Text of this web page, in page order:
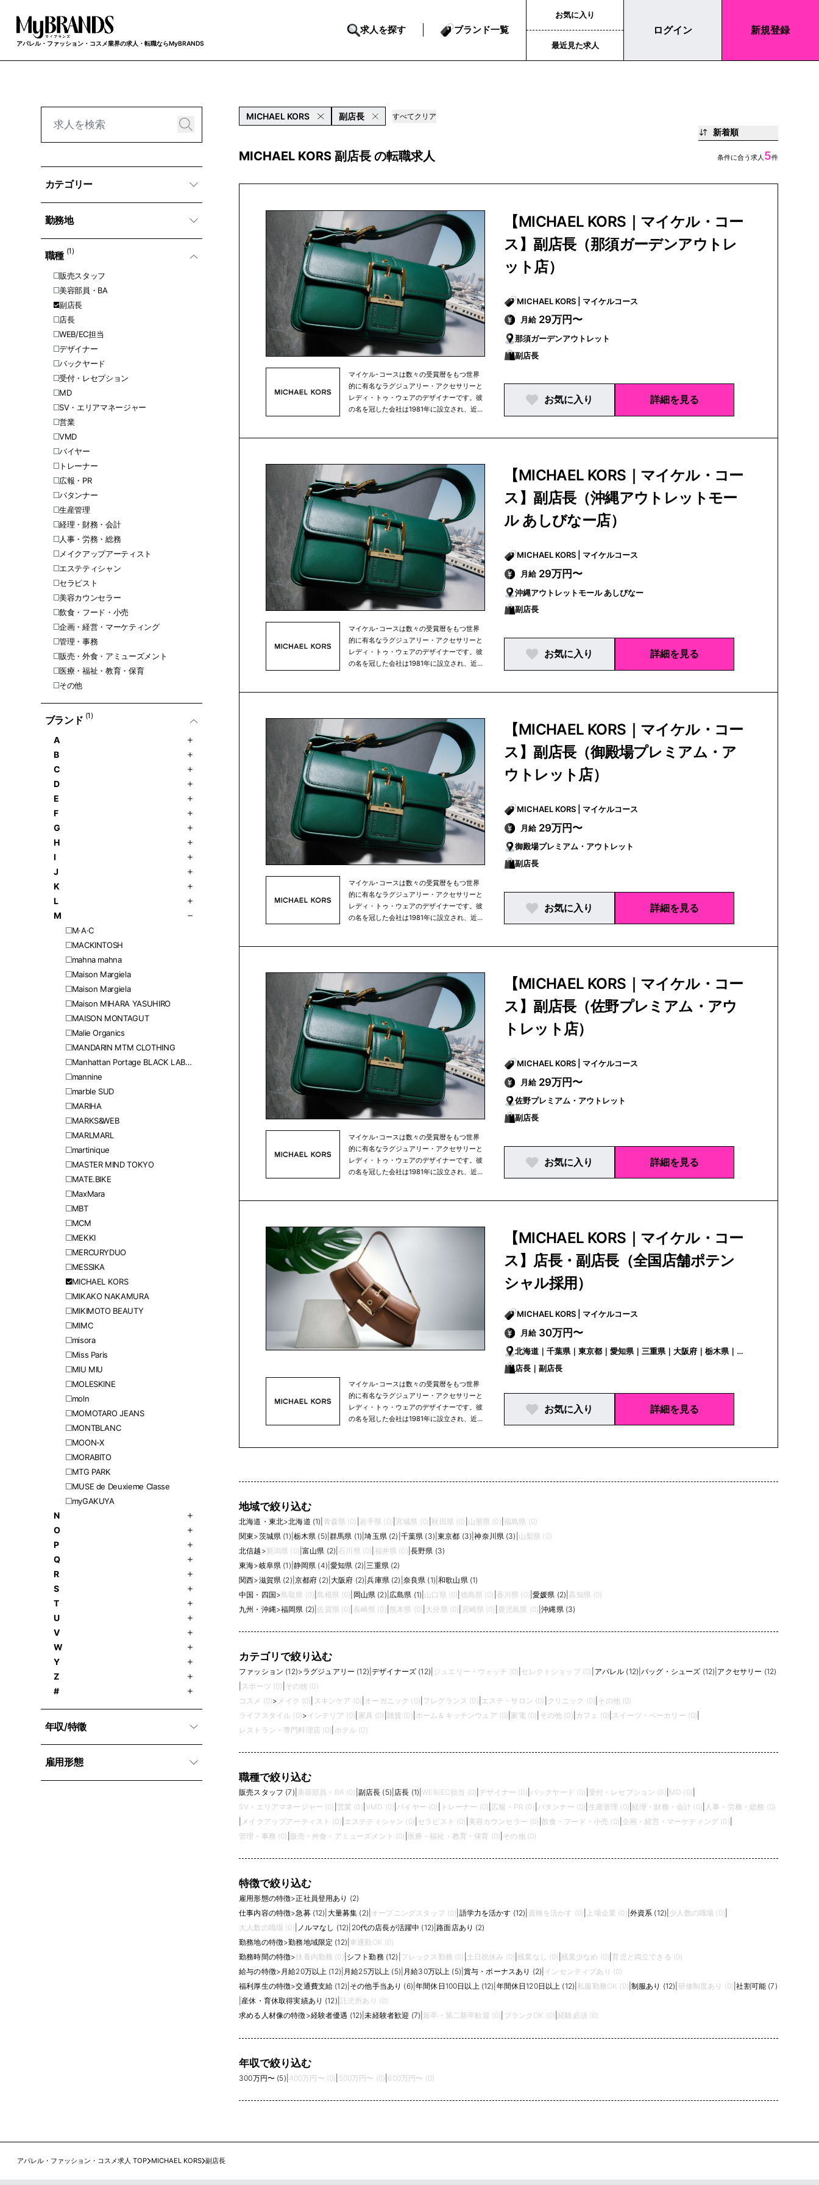
アパレル・ファッション・コスメ業界の求人・転職ならMyBRANDS
求人を探す ブランド一覧
お気に入り
最近見た求人
ログイン 新規登録
カテゴリー
勤務地
職種 (1)
販売スタッフ
美容部員・BA
副店長
店長
WEB/EC担当
デザイナー
バックヤード
受付・レセプション
MD
SV・エリアマネージャー
営業
VMD
バイヤー
トレーナー
広報・PR
パタンナー
生産管理
経理・財務・会計
人事・労務・総務
メイクアップアーティスト
エステティシャン
セラピスト
美容カウンセラー
飲食・フード・小売
企画・経営・マーケティング
管理・事務
販売・外食・アミューズメント
医療・福祉・教育・保育
その他
ブランド (1)
A
B
C
D
E
F
G
H
I
J
K
L
M
M·A·C
MACKINTOSH
mahna mahna
Maison Margiela
Maison Margiela
Maison MIHARA YASUHIRO
MAISON MONTAGUT
Malie Organics
MANDARIN MTM CLOTHING
Manhattan Portage BLACK LABEL
mannine
marble SUD
MARIHA
MARKS&WEB
MARLMARL
martinique
MASTER MIND TOKYO
MATE.BIKE
MaxMara
MBT
MCM
MEKKI
MERCURYDUO
MESSIKA
MICHAEL KORS
MIKAKO NAKAMURA
MIKIMOTO BEAUTY
MIMC
misora
Miss Paris
MIU MIU
MOLESKINE
moln
MOMOTARO JEANS
MONTBLANC
MOON-X
MORABITO
MTG PARK
MUSE de Deuxieme Classe
myGAKUYA
N
O
P
Q
R
S
T
U
V
W
Y
Z
#
年収/特徵
雇用形態
MICHAEL KORS 副店長 すべてクリア
新着順
MICHAEL KORS 副店長 の転職求人 条件に合う求人 5件
マイケル･コースは数々の受賞暦をもつ世界
的に有名なラグジュアリー・アクセサリーと
レディ・トゥ・ウェアのデザイナーです。彼
の名を冠した会社は1981年に設立され、近年
クノロジー、ウォッチ、そしてフレグランス
製品を含む幅広いアイテムを展開していま
す。
【MICHAEL KORS｜マイケル・コー
ス】副店長（那須ガーデンアウトレ
ット店）
MICHAEL KORS | マイケルコース
月給 29万円〜
那須ガーデンアウトレット
副店長
お気に入り 詳細を見る
マイケル･コースは数々の受賞暦をもつ世界
的に有名なラグジュアリー・アクセサリーと
レディ・トゥ・ウェアのデザイナーです。彼
の名を冠した会社は1981年に設立され、近年
クノロジー、ウォッチ、そしてフレグランス
製品を含む幅広いアイテムを展開していま
す。
【MICHAEL KORS｜マイケル・コー
ス】副店長（沖縄アウトレットモー
ル あしびなー店）
MICHAEL KORS | マイケルコース
月給 29万円〜
沖縄アウトレットモール あしびなー
副店長
お気に入り 詳細を見る
マイケル･コースは数々の受賞暦をもつ世界
的に有名なラグジュアリー・アクセサリーと
レディ・トゥ・ウェアのデザイナーです。彼
の名を冠した会社は1981年に設立され、近年
クノロジー、ウォッチ、そしてフレグランス
製品を含む幅広いアイテムを展開していま
す。
【MICHAEL KORS｜マイケル・コー
ス】副店長（御殿場プレミアム・ア
ウトレット店）
MICHAEL KORS | マイケルコース
月給 29万円〜
御殿場プレミアム・アウトレット
副店長
お気に入り 詳細を見る
マイケル･コースは数々の受賞暦をもつ世界
的に有名なラグジュアリー・アクセサリーと
レディ・トゥ・ウェアのデザイナーです。彼
の名を冠した会社は1981年に設立され、近年
クノロジー、ウォッチ、そしてフレグランス
製品を含む幅広いアイテムを展開していま
す。
【MICHAEL KORS｜マイケル・コー
ス】副店長（佐野プレミアム・アウ
トレット店）
MICHAEL KORS | マイケルコース
月給 29万円〜
佐野プレミアム・アウトレット
副店長
お気に入り 詳細を見る
マイケル･コースは数々の受賞暦をもつ世界
的に有名なラグジュアリー・アクセサリーと
レディ・トゥ・ウェアのデザイナーです。彼
の名を冠した会社は1981年に設立され、近年
【MICHAEL KORS｜マイケル・コー
ス】店長・副店長（全国店舗ポテン
シャル採用）
MICHAEL KORS | マイケルコース
月給 30万円〜
北海道｜千葉県｜東京都｜愛知県｜三重県｜大阪府｜栃木県｜茨
城県｜埼玉県｜神奈川県｜富山県｜長野県｜岐阜県｜静岡県｜滋
県
店長｜副店長
お気に入り 詳細を見る
地域で絞り込む
北海道・東北>北海道 (1) 青森県 (0) 岩手県 (0) |宮城県 (0) |秋田県 (0) 山形県 (0) 福島県 (0)
関東>茨城県 (1) 栃木県 (5) |群馬県 (1) |埼玉県 (2) 千葉県 (3) |東京都 (3) |神奈川県 (3) 山梨県 (0)
北信越 >新潟県 (0) |富山県 (2) 石川県 (0) 福井県 (0) 長野県 (3)
東海>岐阜県 (1) 静岡県 (4) |愛知県 (2) 三重県 (2)
関西>滋賀県 (2) 京都府 (2) |大阪府 (2) |兵庫県 (2) 奈良県 (1) |和歌山県 (1)
中国・四国>鳥取県 (0) |島根県 (0) 岡山県 (2) 広島県 (1) 山口県 (0) 徳島県 (0) 香川県 (0) |愛媛県 (2) 高知県 (0)
九州・沖縄>福岡県 (2) |佐賀県 (0) 長崎県 (0) 熊本県 (0) 大分県 (0) 宮崎県 (0) 鹿児島県 (0) |沖縄県 (3)
カテゴリで絞り込む
ファッション (12)>ラグジュアリー (12) |デザイナーズ (12) ジュエリー・ウォッチ (0) セレクトショップ (0) アパレル (12) |バッグ・シューズ (12) アクセサリー (12)
スポーツ (0) その他 (0)
コスメ (0)> メイク (0) スキンケア (0) オーガニック (0) フレグランス (0) エステ・サロン (0) クリニック (0) その他 (0)
ライフスタイル (0)> インテリア (0) 家具 (0) 雑貨 (0) ホーム＆キッチンウェア (0) 家電 (0) その他 (0) カフェ (0) スイーツ・ベーカリー (0)
レストラン・専門料理店 (0) ホテル (0)
職種で絞り込む
販売スタッフ (7) 美容部員・BA (0) 副店長 (5) 店長 (1) WEB/EC担当 (0) デザイナー (0) バックヤード (0) 受付・レセプション (0) MD (0)
SV・エリアマネージャー (0) 営業 (0) VMD (0) |バイヤー (0) トレーナー (0) 広報・PR (0) パタンナー (0) 生産管理 (0) |経理・財務・会計 (0) 人事・労務・総務 (0)
メイクアップアーティスト (0) エステティシャン (0) セラピスト (0) 美容カウンセラー (0) 飲食・フード・小売 (0) 企画・経営・マーケティング (0)
管理・事務 (0) 販売・外食・アミューズメント (0) 医療・福祉・教育・保育 (0) その他 (0)
特徴で絞り込む
雇用形態の特徴>正社員登用あり (2)
仕事内容の特徴>急募 (12) 大量募集 (2) オープニングスタッフ (0) 語学力を活かす (12) 資格を活かす (0) 上場企業 (0) 外資系 (12) 少人数の職場 (0)
大人数の職場 (0) ノルマなし (12) 20代の店長が活躍中 (12) |路面店あり (2)
勤務地の特徴>勤務地域限定 (12) 車通勤OK (0)
勤務時間の特徴>扶養内勤務 (0) シフト勤務 (12) フレックス勤務 (0) 土日祝休み (0) |残業なし (0) 残業少なめ (0) 育児と両立できる (0)
給与の特徴> 月給20万以上 (12) 月給25万以上 (5) 月給30万以上 (5) |賞与・ボーナスあり (2) インセンティブあり (0)
福利厚生の特徴>交通費支給 (12) その他手当あり (6) |年間休日100日以上 (12) 年間休日120日以上 (12) |私服勤務OK (0) |制服あり (12) 研修制度あり (0) |社割可能 (7)
産休・育休取得実績あり (12) 託児所あり (0)
求める人材像の特徴>経験者優遇 (12) |未経験者歓迎 (7) 新卒・第二新卒歓迎 (0) ブランクOK (0) |経験必須 (0)
年収で絞り込む
300万円〜 (5) 400万円〜 (0) 500万円〜 (0) 600万円〜 (0)
アパレル・ファッション・コスメ求人 TOP MICHAEL KORS 副店長